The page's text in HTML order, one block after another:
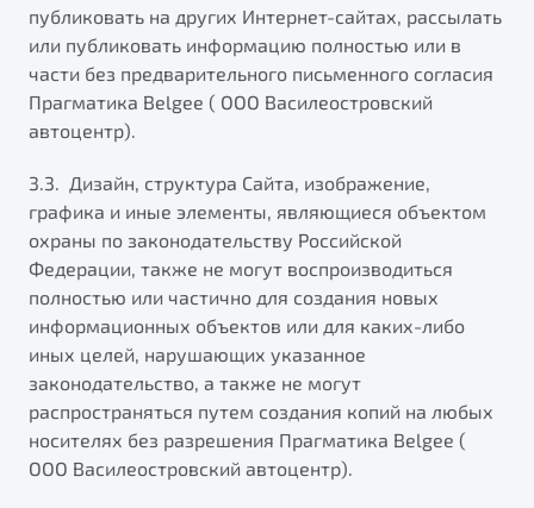
публиковать на других Интернет-сайтах, рассылать
или публиковать информацию полностью или в
части без предварительного письменного согласия
Прагматика Belgee ( ООО Василеостровский
автоцентр).
3.3. Дизайн, структура Сайта, изображение,
графика и иные элементы, являющиеся объектом
охраны по законодательству Российской
Федерации, также не могут воспроизводиться
полностью или частично для создания новых
информационных объектов или для каких-либо
иных целей, нарушающих указанное
законодательство, а также не могут
распространяться путем создания копий на любых
носителях без разрешения Прагматика Belgee (
ООО Василеостровский автоцентр).